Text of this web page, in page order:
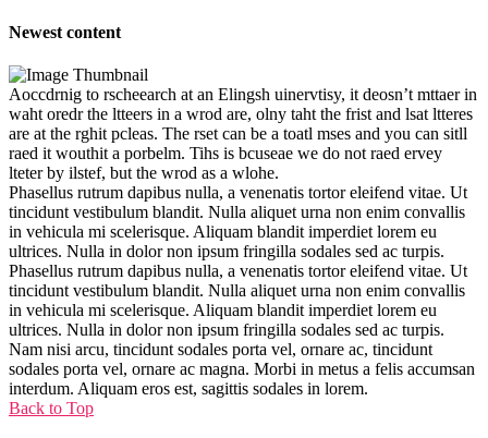
Newest content
Aoccdrnig to rscheearch at an Elingsh uinervtisy, it deosn’t mttaer in
waht oredr the ltteers in a wrod are, olny taht the frist and lsat ltteres
are at the rghit pcleas. The rset can be a toatl mses and you can sitll
raed it wouthit a porbelm. Tihs is bcuseae we do not raed ervey
lteter by ilstef, but the wrod as a wlohe.
Phasellus rutrum dapibus nulla, a venenatis tortor eleifend vitae. Ut
tincidunt vestibulum blandit. Nulla aliquet urna non enim convallis
in vehicula mi scelerisque. Aliquam blandit imperdiet lorem eu
ultrices. Nulla in dolor non ipsum fringilla sodales sed ac turpis.
Phasellus rutrum dapibus nulla, a venenatis tortor eleifend vitae. Ut
tincidunt vestibulum blandit. Nulla aliquet urna non enim convallis
in vehicula mi scelerisque. Aliquam blandit imperdiet lorem eu
ultrices. Nulla in dolor non ipsum fringilla sodales sed ac turpis.
Nam nisi arcu, tincidunt sodales porta vel, ornare ac, tincidunt
sodales porta vel, ornare ac magna. Morbi in metus a felis accumsan
interdum. Aliquam eros est, sagittis sodales in lorem.
Back to Top